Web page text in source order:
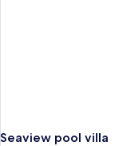
Seaview pool villa